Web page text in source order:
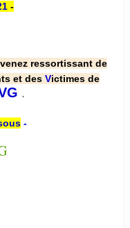
-
ressortissant de
et des Victimes de
.
-